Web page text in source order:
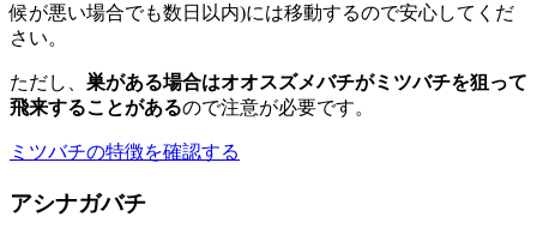
候が悪い場合でも数日以内)には移動するので安心してくだ
さい。
ただし、 巣がある場合はオオスズメバチがミツバチを狙って
飛来することがあるので注意が必要です。
ミツバチの特徴を確認する
アシナガバチ